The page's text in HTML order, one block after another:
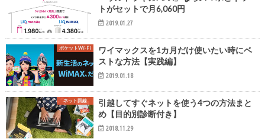
トがセットで月6,060円
2019.01.27
ポケットWi-Fi
ワイマックスを1カ月だけ使いたい時にベ
ストな方法【実践編】
2019.01.18
ネット回線
引越してすぐネットを使う4つの方法まと
め【目的別診断付き】
2018.11.29